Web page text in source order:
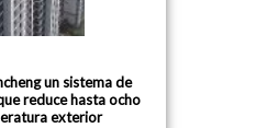
un sistema de
reduce hasta ocho
exterior